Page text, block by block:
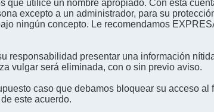
utilice un nombre apropiado. Con esta
excepto a un administrador, para su
ningún concepto. Le recomendamos
responsabilidad presentar una información
vulgar será eliminada, con o sin previo aviso.
caso que debamos bloquear su acceso al
este acuerdo.